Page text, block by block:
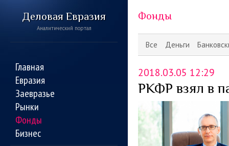
Деловая Евразия
Аналитический портал
Главная
Евразия
Заевразье
Рынки
Фонды
Бизнес
Все Деньги
Фонды
2018.03.05 12:29
РКФР взял в